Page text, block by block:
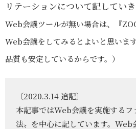
リテーションについて記していき
Web会議ツールが無い場合は、『
Web会議をしてみるとよいと思いま
品質も安定しているからです。）
〔2020.3.14 追記〕
本記事ではWeb会議を実施する
法〟を中心に記しています。Web